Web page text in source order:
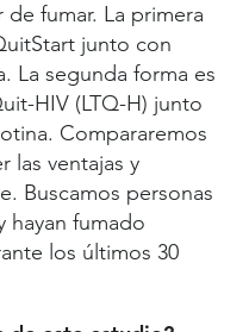
de fumar. La primera
junto con
La segunda forma es
HIV (LTQ-H) junto
Compararemos
las ventajas y
Buscamos personas
hayan fumado
los últimos 30